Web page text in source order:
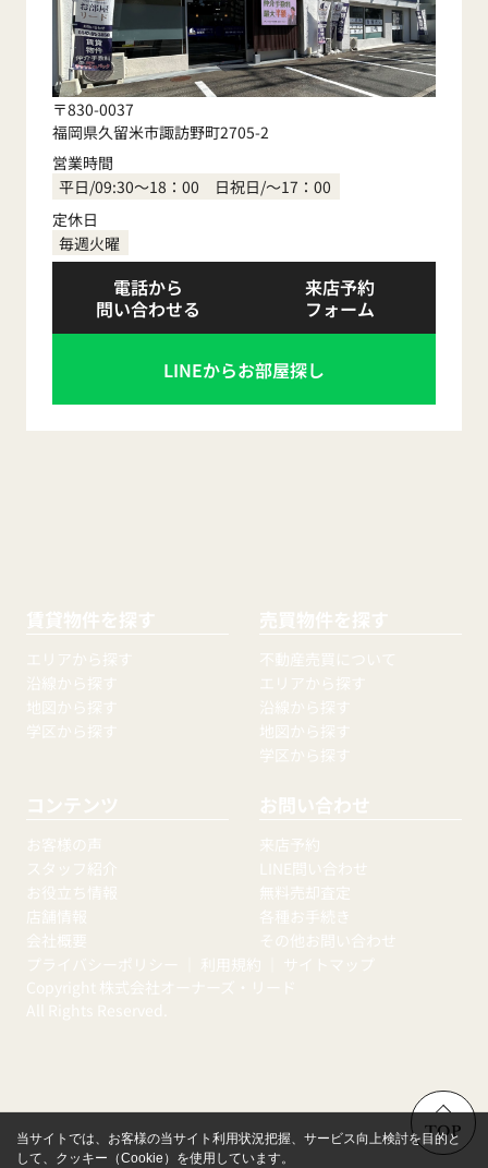
〒830-0037
福岡県久留米市諏訪野町2705-2
営業時間
平日/09:30～18：00 日祝日/～17：00
定休日
毎週火曜
電話から
問い合わせる
来店予約
フォーム
LINEからお部屋探し
賃貸物件を探す
エリアから探す
沿線から探す
地図から探す
学区から探す
売買物件を探す
不動産売買について
エリアから探す
沿線から探す
地図から探す
学区から探す
コンテンツ
お客様の声
スタッフ紹介
お役立ち情報
店舗情報
会社概要
お問い合わせ
来店予約
LINE問い合わせ
無料売却査定
各種お手続き
その他お問い合わせ
プライバシーポリシー
利用規約
サイトマップ
Copyright 株式会社オーナーズ・リード
All Rights Reserved.
TOP
当サイトでは、お客様の当サイト利用状況把握、サービス向上検討を目的と
して、クッキー（Cookie）を使用しています。